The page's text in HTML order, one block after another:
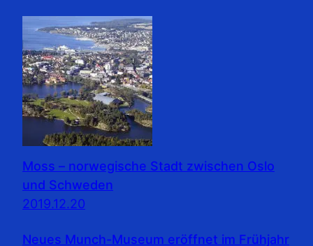
Moss – norwegische Stadt zwischen Oslo
und Schweden
2019.12.20
Neues Munch-Museum eröffnet im Frühjahr